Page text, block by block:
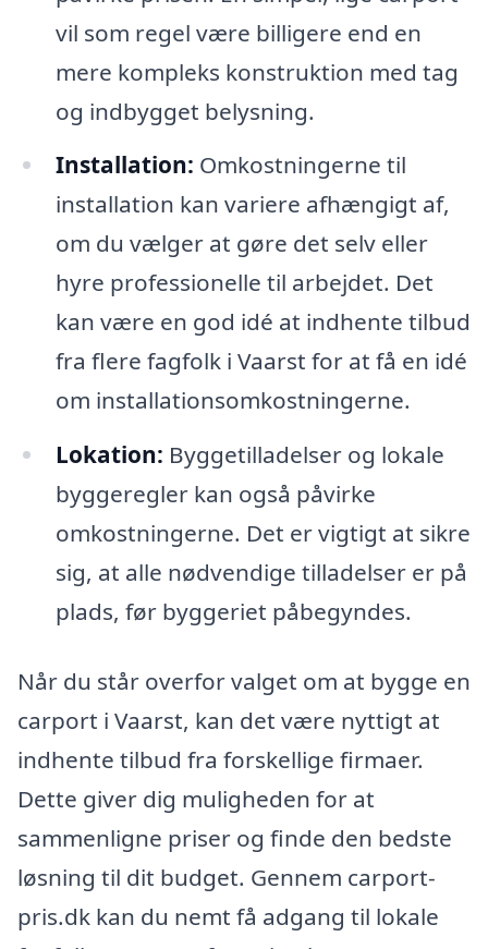
vil som regel være billigere end en
mere kompleks konstruktion med tag
og indbygget belysning.
Installation: Omkostningerne til
installation kan variere afhængigt af,
om du vælger at gøre det selv eller
hyre professionelle til arbejdet. Det
kan være en god idé at indhente tilbud
fra flere fagfolk i Vaarst for at få en idé
om installationsomkostningerne.
Lokation: Byggetilladelser og lokale
byggeregler kan også påvirke
omkostningerne. Det er vigtigt at sikre
sig, at alle nødvendige tilladelser er på
plads, før byggeriet påbegyndes.
Når du står overfor valget om at bygge en
carport i Vaarst, kan det være nyttigt at
indhente tilbud fra forskellige firmaer.
Dette giver dig muligheden for at
sammenligne priser og finde den bedste
løsning til dit budget. Gennem carport-
pris.dk kan du nemt få adgang til lokale